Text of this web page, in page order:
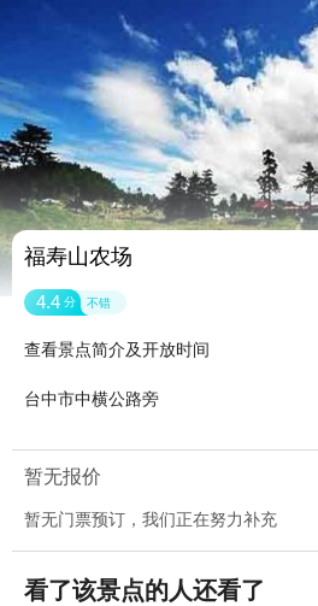
福寿山农场
4.4 分 不错
查看景点简介及开放时间
台中市中横公路旁
暂无报价
暂无门票预订，我们正在努力补充
看了该景点的人还看了